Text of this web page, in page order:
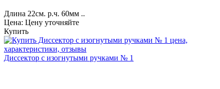
Длина 22см. р.ч. 60мм ..
Цена: Цену уточняйте
Купить
Диссектор с изогнутыми ручками № 1